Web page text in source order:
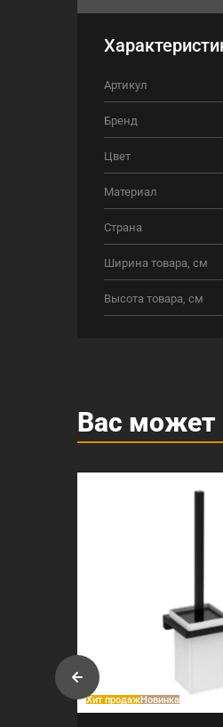
Артикул
Бренд
Цвет
Материал
Страна
Ширина товара, см
Высота товара, см
Вас может
Хит продажНовинка